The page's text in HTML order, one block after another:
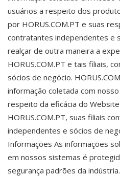
usuários a respeito dos
por HORUS.COM.PT e suas
contratantes independentes e
realçar de outra maneira a
HORUS.COM.PT e tais filiais,
sócios de negócio.
informação coletada com
respeito da eficácia do
HORUS.COM.PT, suas filiais
independentes e sócios de
Informações As informações
em nossos sistemas é
segurança padrões da